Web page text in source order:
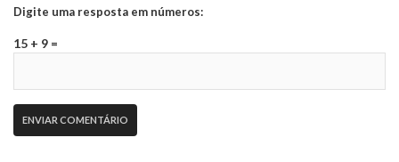
Digite uma resposta em números:
15 + 9 =